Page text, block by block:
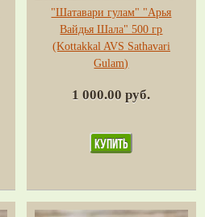
"Шатавари гулам" "Арья
Вайдья Шала" 500 гр
(Kottakkal AVS Sathavari
Gulam)
1 000.00 руб.